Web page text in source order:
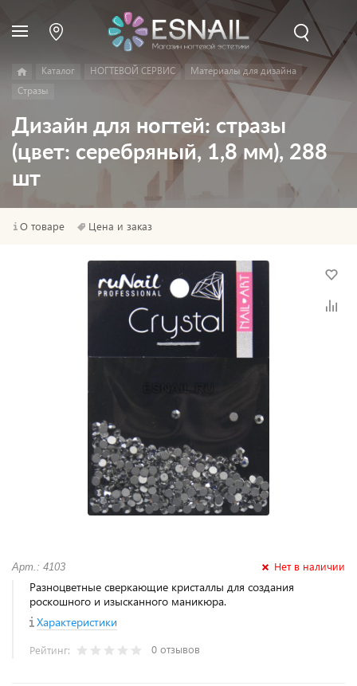
Каталог НОГТЕВОЙ СЕРВИС
Материалы для дизайна
Стразы
Дизайн для ногтей: стразы
(цвет: серебряный, 1,8 мм), 288
шт
О товаре Цена и заказ
Арт.: 4103 Нет в наличии
Разноцветные сверкающие кристаллы для создания
роскошного и изысканного маникюра.
Характеристики
Рейтинг: 0 отзывов